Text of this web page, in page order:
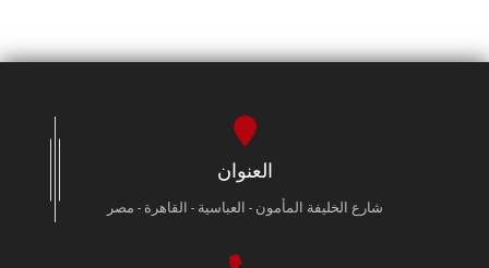
العنوان
شارع الخليفة المأمون - العباسية - القاهرة - مصر